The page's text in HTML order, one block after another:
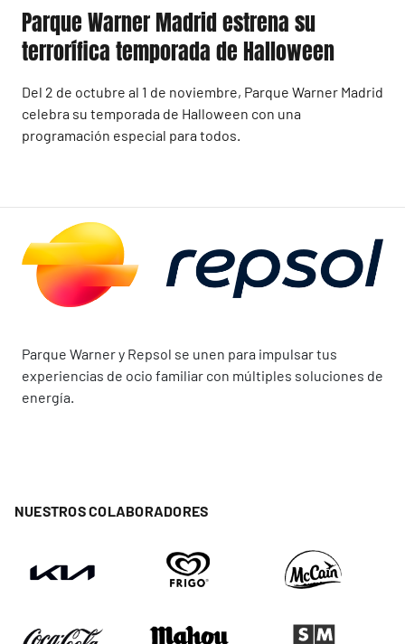
Parque Warner Madrid estrena su
terrorífica temporada de Halloween
Del 2 de octubre al 1 de noviembre, Parque Warner Madrid
celebra su temporada de Halloween con una
programación especial para todos.
Parque Warner y Repsol se unen para impulsar tus
experiencias de ocio familiar con múltiples soluciones de
energía.
NUESTROS COLABORADORES